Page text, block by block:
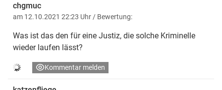
chgmuc
am 12.10.2021 22:23 Uhr / Bewertung:
Was ist das den für eine Justiz, die solche Kriminelle
wieder laufen lässt?
Kommentar melden